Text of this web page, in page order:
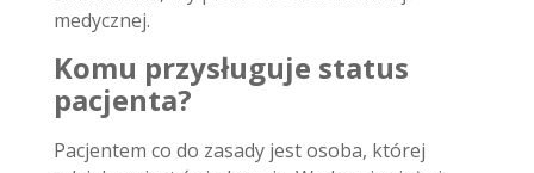
medycznej.
Komu przysługuje status
pacjenta?
Pacjentem co do zasady jest osoba, której